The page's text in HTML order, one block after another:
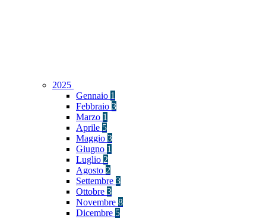
2025
Gennaio 1
Febbraio 3
Marzo 1
Aprile 5
Maggio 3
Giugno 1
Luglio 2
Agosto 2
Settembre 3
Ottobre 3
Novembre 8
Dicembre 5